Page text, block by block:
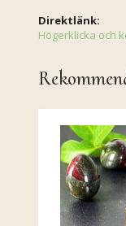
Direktlänk:
Högerklicka och